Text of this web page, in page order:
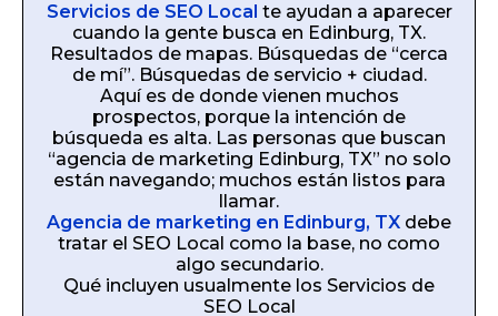
Servicios de SEO Local te ayudan a aparecer
cuando la gente busca en Edinburg, TX.
Resultados de mapas. Búsquedas de “cerca
de mí”. Búsquedas de servicio + ciudad.
Aquí es de donde vienen muchos
prospectos, porque la intención de
búsqueda es alta. Las personas que buscan
“agencia de marketing Edinburg, TX” no solo
están navegando; muchos están listos para
llamar.
Agencia de marketing en Edinburg, TX debe
tratar el SEO Local como la base, no como
algo secundario.
Qué incluyen usualmente los Servicios de
SEO Local